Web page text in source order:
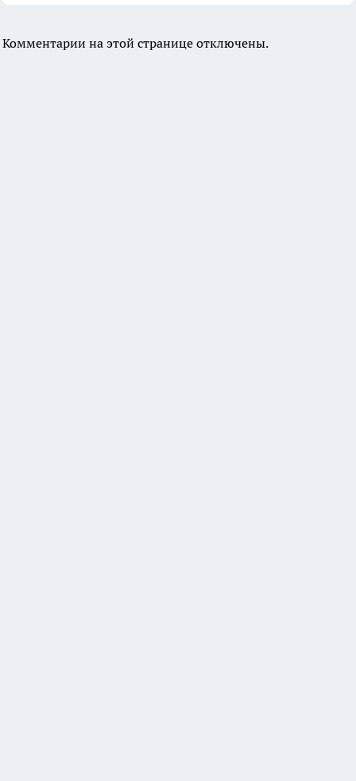
Комментарии на этой странице отключены.